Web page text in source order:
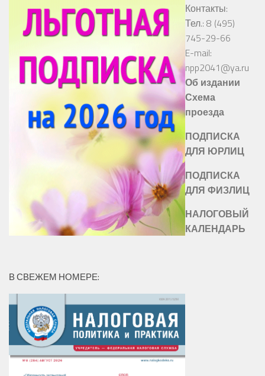
Контакты:
Тел.: 8 (495)
745-29-66
E-mail:
npp2041@ya.ru
Об издании
Схема
проезда
ПОДПИСКА
ДЛЯ ЮРЛИЦ
ПОДПИСКА
ДЛЯ ФИЗЛИЦ
НАЛОГОВЫЙ
КАЛЕНДАРЬ
В СВЕЖЕМ НОМЕРЕ: